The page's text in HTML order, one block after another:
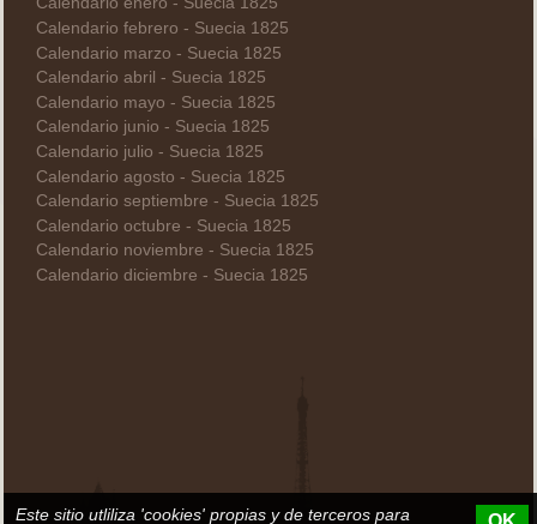
Calendario febrero - Suecia 1825
Calendario marzo - Suecia 1825
Calendario abril - Suecia 1825
Calendario mayo - Suecia 1825
Calendario junio - Suecia 1825
Calendario julio - Suecia 1825
Calendario agosto - Suecia 1825
Calendario septiembre - Suecia 1825
Calendario octubre - Suecia 1825
Calendario noviembre - Suecia 1825
Calendario diciembre - Suecia 1825
Este sitio utliliza 'cookies' propias y de terceros para